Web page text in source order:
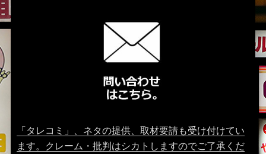
「タレコミ」、ネタの提供、取材要請も受け付けてい
ます。クレーム・批判はシカトしますのでご了承くだ